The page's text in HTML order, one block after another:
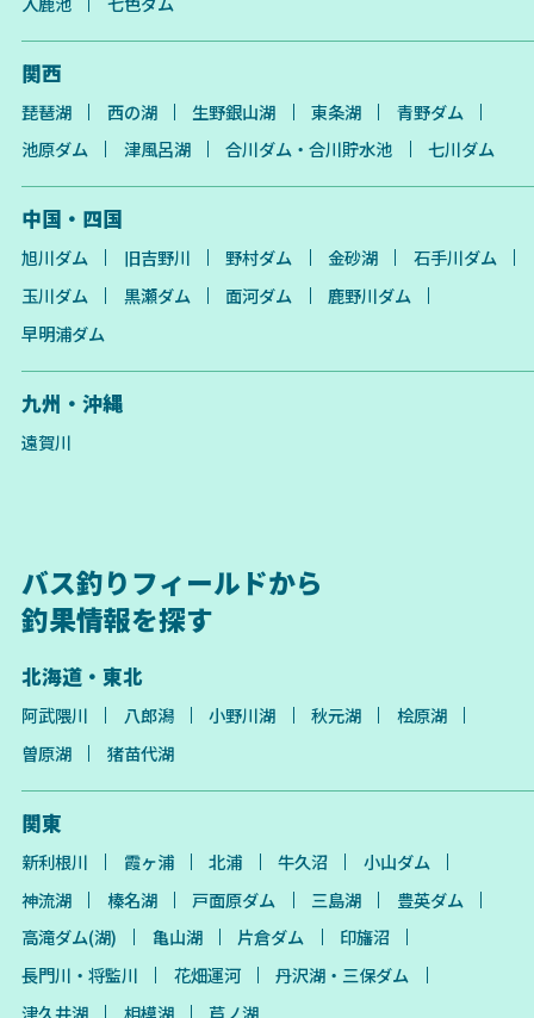
関西
琵琶湖 西の湖 生野銀山湖 東条湖
青野ダム
池原ダム
津風呂湖 合川ダム・合川貯水池 七川ダム
中国・四国
旭川ダム 旧吉野川 野村ダム 金砂湖
石手川ダム
玉川ダム
黒瀬ダム 面河ダム
鹿野川ダム
早明浦ダム
九州・沖縄
遠賀川
バス釣りフィールドから
釣果情報を探す
北海道・東北
阿武隈川 八郎潟 小野川湖 秋元湖
桧原湖
曽原湖
猪苗代湖
関東
新利根川 霞ヶ浦 北浦 牛久沼
小山ダム
神流湖
榛名湖 戸面原ダム 三島湖
豊英ダム
高滝ダム(湖)
亀山湖 片倉ダム
印旛沼
長門川・将監川
花畑運河
丹沢湖・三保ダム
津久井湖
相模湖 芦ノ湖